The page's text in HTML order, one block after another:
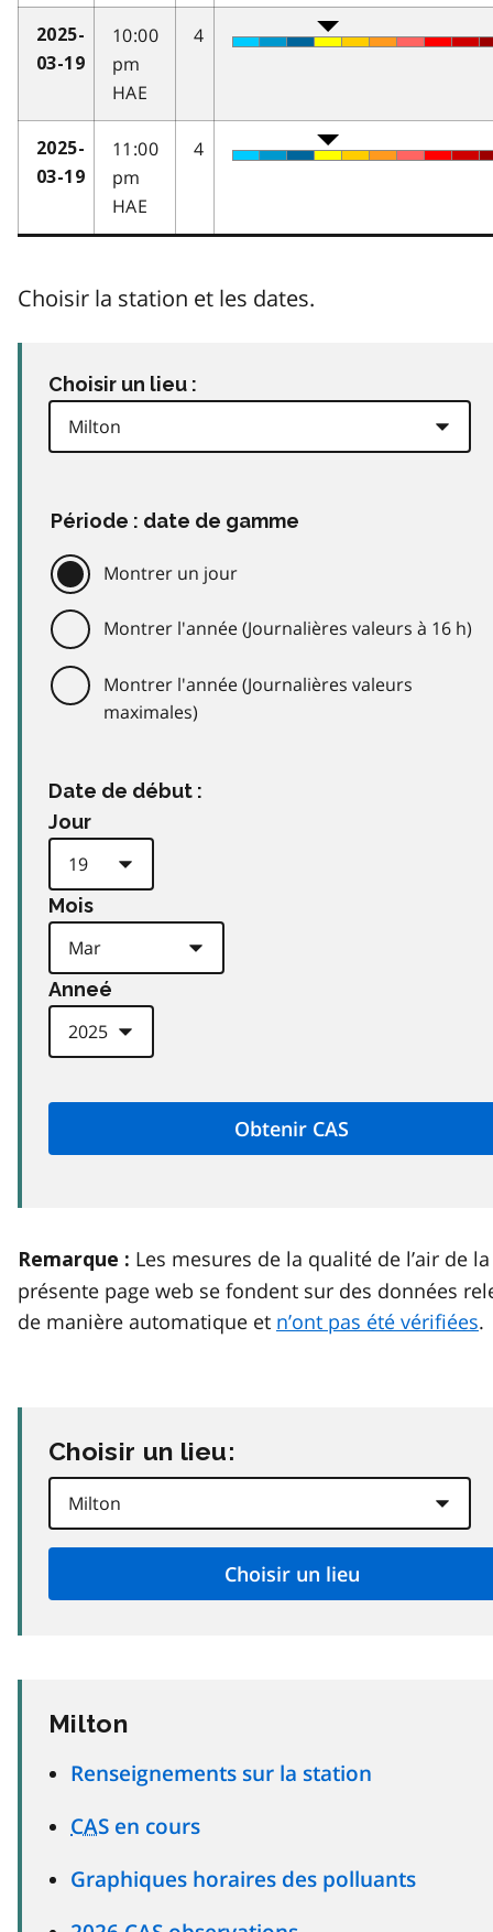
2025-
03-19
10:00
pm
HAE
4
2025-
03-19
11:00
pm
HAE
4
Choisir la station et les dates.
Choisir un lieu :
Période : date de gamme
Montrer un jour
Montrer l'année (Journalières valeurs à 16 h)
Montrer l'année (Journalières valeurs
maximales)
Date de début :
Jour
Mois
Anneé
Remarque : Les mesures de la qualité de l’air de la
présente page web se fondent sur des données
de manière automatique et n’ont pas été vérifiées.
Choisir un lieu:
Milton
Renseignements sur la station
CAS en cours
Graphiques horaires des polluants